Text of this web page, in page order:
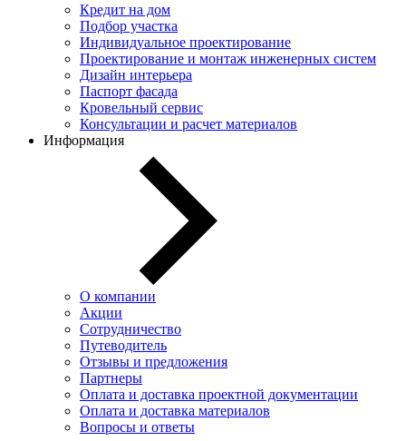
Кредит на дом
Подбор участка
Индивидуальное проектирование
Проектирование и монтаж инженерных систем
Дизайн интерьера
Паспорт фасада
Кровельный сервис
Консультации и расчет материалов
Информация
О компании
Акции
Сотрудничество
Путеводитель
Отзывы и предложения
Партнеры
Оплата и доставка проектной документации
Оплата и доставка материалов
Вопросы и ответы